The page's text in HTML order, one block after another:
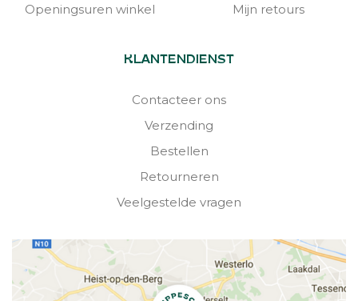
Openingsuren winkel
Mijn retours
KLANTENDIENST
Contacteer ons
Verzending
Bestellen
Retourneren
Veelgestelde vragen